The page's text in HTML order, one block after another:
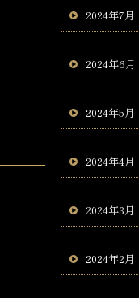
2024年7月
2024年6月
2024年5月
2024年4月
2024年3月
2024年2月